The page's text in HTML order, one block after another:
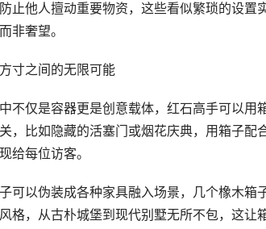
止他人擅动重要物资，这些看似繁琐的设
非奢望。
寸之间的无限可能
不仅是容器更是创意载体，红石高手可以
，比如隐藏的活塞门或烟花庆典，用箱子
给每位访客。
可以伪装成各种家具融入场景，几个橡木
格，从古朴城堡到现代别墅无所不包，这让